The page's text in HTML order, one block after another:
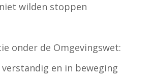
wilden stoppen
onder de Omgevingswet:
en in beweging